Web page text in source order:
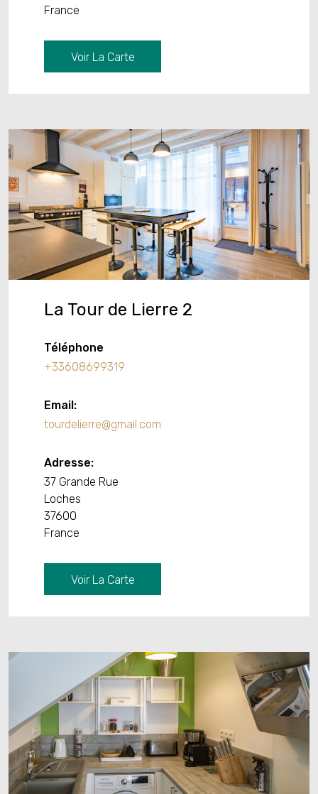
France
Voir La Carte
La Tour de Lierre 2
Téléphone
+33608699319
Email:
tourdelierre@gmail.com
Adresse:
37 Grande Rue
Loches
37600
France
Voir La Carte